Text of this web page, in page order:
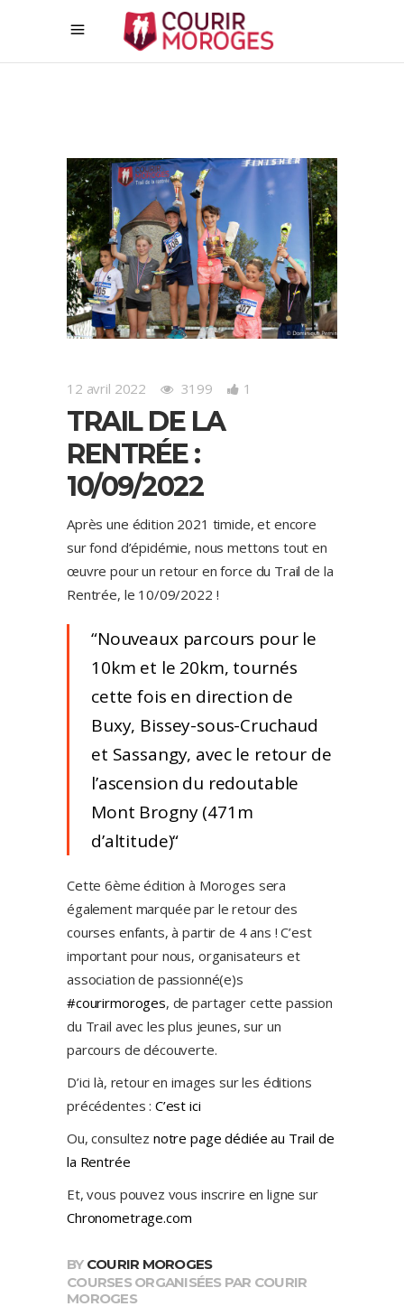
12 avril 2022 3199 1
TRAIL DE LA
RENTRÉE :
10/09/2022
Après une édition 2021 timide, et encore
sur fond d’épidémie, nous mettons tout en
œuvre pour un retour en force du Trail de la
Rentrée, le 10/09/2022 !
Nouveaux parcours pour le
10km et le 20km, tournés
cette fois en direction de
Buxy, Bissey-sous-Cruchaud
et Sassangy, avec le retour de
l’ascension du redoutable
Mont Brogny (471m
d’altitude)
Cette 6ème édition à Moroges sera
également marquée par le retour des
courses enfants, à partir de 4 ans ! C’est
important pour nous, organisateurs et
association de passionné(e)s
#courirmoroges, de partager cette passion
du Trail avec les plus jeunes, sur un
parcours de découverte.
D’ici là, retour en images sur les éditions
précédentes : C’est ici
Ou, consultez notre page dédiée au Trail de
la Rentrée
Et, vous pouvez vous inscrire en ligne sur
Chronometrage.com
BY COURIR MOROGES
COURSES ORGANISÉES PAR COURIR
MOROGES